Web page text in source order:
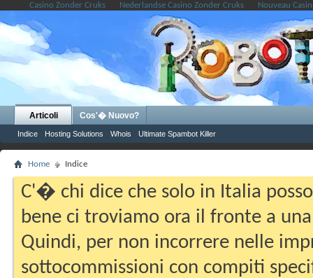
Casino Zonder Cruks Nederlandse Casino Zonder Cruks Nouveau
Articoli
Indice Hosting Solutions Whois Ultimate Spambot Killer
Cos'� Nuovo?
Home Indice
C'� chi dice che solo in Italia
bene ci troviamo ora il fronte a
Quindi, per non incorrere nelle
sottocommissioni con compiti